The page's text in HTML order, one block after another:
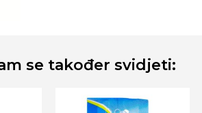
se također svidjeti: